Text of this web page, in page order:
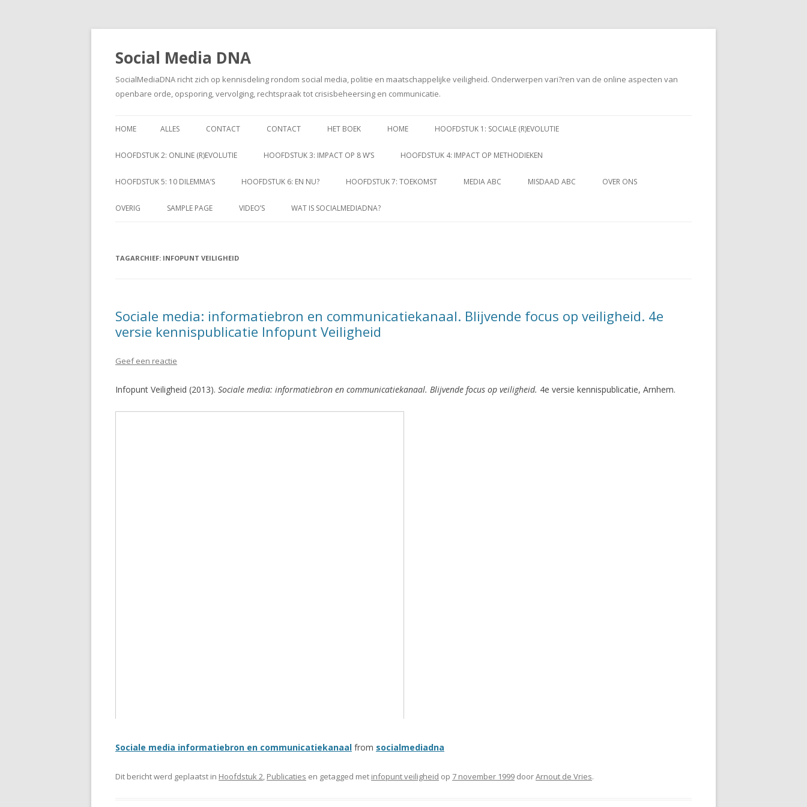
Social Media DNA
SocialMediaDNA richt zich op kennisdeling rondom social media, politie en maatschappelijke veiligheid. Onderwerpen vari?ren van de online aspecten van
openbare orde, opsporing, vervolging, rechtspraak tot crisisbeheersing en communicatie.
naar
HOME ALLES CONTACT CONTACT HET BOEK HOME HOOFDSTUK 1: SOCIALE (R)EVOLUTIE
HOOFDSTUK 2: ONLINE (R)EVOLUTIE HOOFDSTUK 3: IMPACT OP 8 W’S HOOFDSTUK 4: IMPACT OP METHODIEKEN
HOOFDSTUK 5: 10 DILEMMA’S HOOFDSTUK 6: EN NU? HOOFDSTUK 7: TOEKOMST MEDIA ABC MISDAAD ABC OVER ONS
OVERIG SAMPLE PAGE VIDEO’S WAT IS SOCIALMEDIADNA?
TAGARCHIEF: INFOPUNT VEILIGHEID
Sociale media: informatiebron en communicatiekanaal. Blijvende focus op veiligheid. 4e
versie kennispublicatie Infopunt Veiligheid
Geef een reactie
Infopunt Veiligheid (2013). Sociale media: informatiebron en communicatiekanaal. Blijvende focus op veiligheid. 4e versie kennispublicatie, Arnhem.
Sociale media informatiebron en communicatiekanaal from socialmediadna
Dit bericht werd geplaatst in Hoofdstuk 2, Publicaties en getagged met infopunt veiligheid op 7 november 1999 doorArnout de Vries.